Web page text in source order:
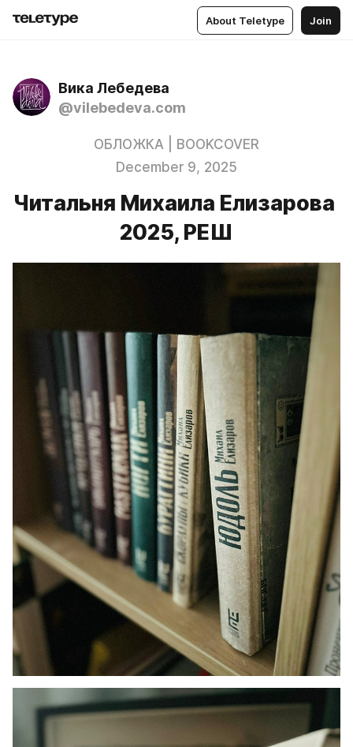
About Teletype Join
Вика Лебедева
@vilebedeva.com
ОБЛОЖКА | BOOKCOVER
December 9, 2025
Читальня Михаила Елизарова
2025, РЕШ